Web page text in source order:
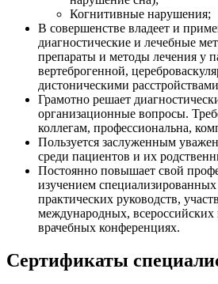
Когнитивные нарушения;
В совершенстве владеет и
диагностические и лечебные
препараты и методы лечения у
вертеброгенной,
дистоническими
Грамотно решает
организационные вопросы.
коллегам, профессиональна,
Пользуется заслуженным
среди пациентов и их
Постоянно повышает свой
изучением
практических руководств,
международных,
врачебных конференциях.
Сертификаты